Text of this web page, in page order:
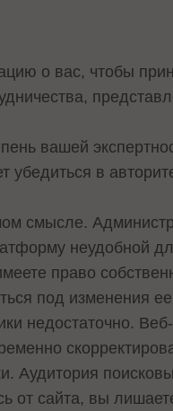
о вас, чтобы
вашей
в
смысле.
неудобной
право
под изменения
недостаточно.
Аудитория
от сайта, вы